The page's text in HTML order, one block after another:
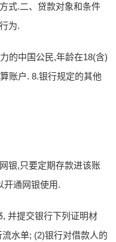
式.二、贷款对象和条件
为.
的中国公民,年龄在18(含)
账户. 8.银行规定的其他
银,只要定期存款进该账
开通网银使用.
并提交银行下列证明材
水单; (2)银行对借款人的